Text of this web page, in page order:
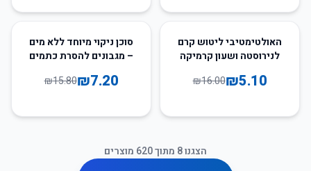
68
האולטימטיבי ליטוש קרם
לנירוסטה ושעון קרמיקה
₪5.10
₪16.00
54
סוכן ניקוי מיוחד ללא מים
– מגבונים להסרת כתמים
₪7.20
₪15.80
הצגנו8 מתוך620 מוצרים